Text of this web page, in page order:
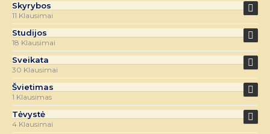
Skyrybos
11 Klausimai
Studijos
18 Klausimai
Sveikata
30 Klausimai
Švietimas
1 Klausimas
Tėvystė
4 Klausimai